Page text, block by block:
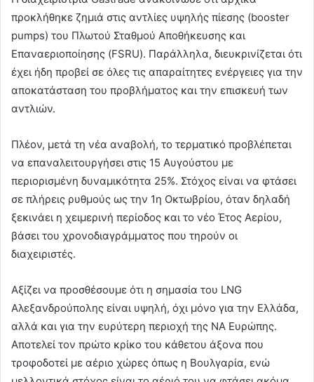
προκλήθηκε ζημιά στις αντλίες υψηλής πίεσης (booster
pumps) του Πλωτού Σταθμού Αποθήκευσης και
Επαναεριοποίησης (FSRU). Παράλληλα, διευκρινίζεται ότι
έχει ήδη προβεί σε όλες τις απαραίτητες ενέργειες για την
αποκατάσταση του προβλήματος και την επισκευή των
αντλιών.
Πλέον, μετά τη νέα αναβολή, το τερματικό προβλέπεται
να επαναλειτουργήσει στις 15 Αυγούστου με
περιορισμένη δυναμικότητα 25%. Στόχος είναι να φτάσει
σε πλήρεις ρυθμούς ως την 1η Οκτωβρίου, όταν δηλαδή
ξεκινάει η χειμερινή περίοδος και το νέο Έτος Αερίου,
βάσει του χρονοδιαγράμματος που τηρούν οι
διαχειριστές.
Αξίζει να προσθέσουμε ότι η σημασία του LNG
Αλεξανδρούπολης είναι υψηλή, όχι μόνο για την Ελλάδα,
αλλά και για την ευρύτερη περιοχή της ΝΑ Ευρώπης.
Αποτελεί τον πρώτο κρίκο του κάθετου άξονα που
τροφοδοτεί με αέριο χώρες όπως η Βουλγαρία, ενώ